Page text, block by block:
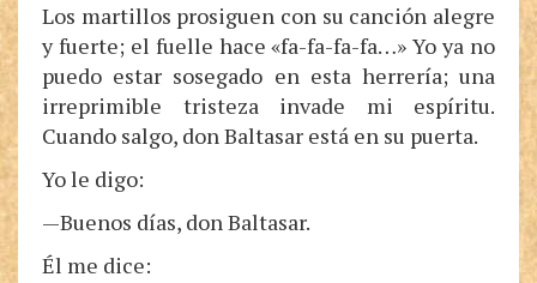
Los martillos prosiguen con su canción alegre
y fuerte; el fuelle hace «fa-fa-fa-fa…» Yo ya no
puedo estar sosegado en esta herrería; una
irreprimible tristeza invade mi espíritu.
Cuando salgo, don Baltasar está en su puerta.
Yo le digo:
—Buenos días, don Baltasar.
Él me dice: